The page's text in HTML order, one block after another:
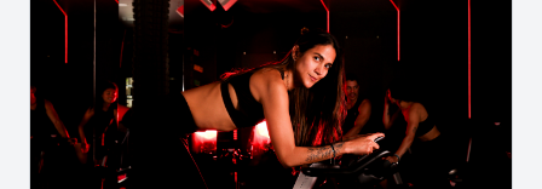
Costo es de 19 Dólares Americanos.